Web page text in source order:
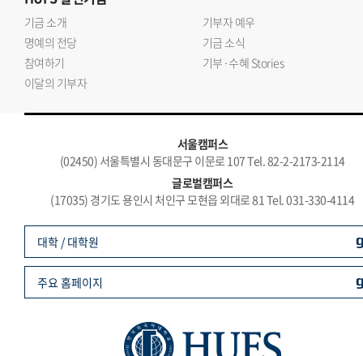
기금 소개
기부자 예우
명예의 전당
기금 소식
참여하기
기부·수혜 Stories
이달의 기부자
서울캠퍼스
(02450) 서울특별시 동대문구 이문로 107 Tel. 82-2-2173-2114
글로벌캠퍼스
(17035) 경기도 용인시 처인구 모현읍 외대로 81 Tel. 031-330-4114
대학 / 대학원
주요 홈페이지